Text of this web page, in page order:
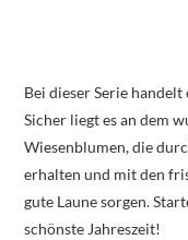
Bei dieser Serie
Sicher liegt es an dem
Wiesenblumen, die
erhalten und mit den
gute Laune sorgen.
schönste Jahreszeit!